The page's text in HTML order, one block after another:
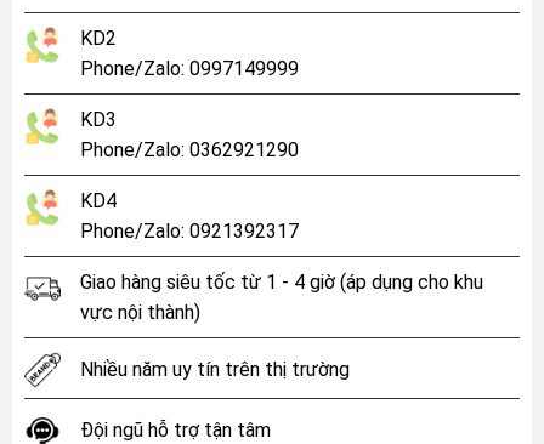
KD2
Phone/Zalo: 0997149999
KD3
Phone/Zalo: 0362921290
KD4
Phone/Zalo: 0921392317
Giao hàng siêu tốc từ 1 - 4 giờ (áp dụng cho khu
vực nội thành)
Nhiều năm uy tín trên thị trường
Đội ngũ hỗ trợ tận tâm